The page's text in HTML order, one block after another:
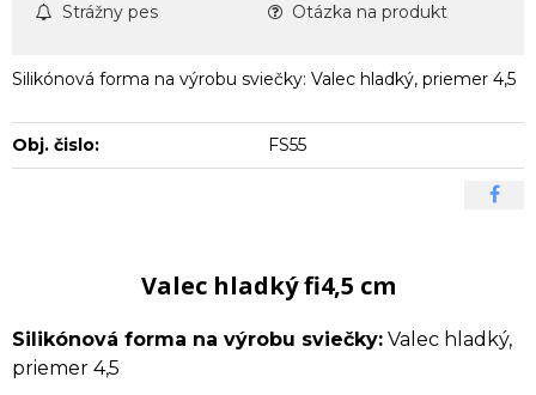
Strážny pes Otázka na produkt
Silikónová forma na výrobu sviečky: Valec hladký, priemer 4,5
Obj. čislo: FS55
Valec hladký fi4,5 cm
Silikónová forma na výrobu sviečky: Valec hladký,
priemer 4,5